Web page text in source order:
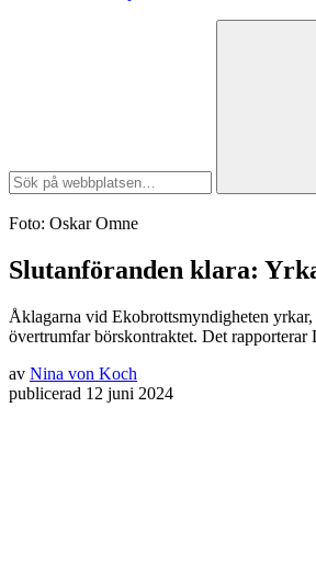
Foto: Oskar Omne
Slutanföranden klara:
Åklagarna vid Ekobrottsmyndigheten
övertrumfar börskontraktet. Det rapporterar
av Nina von Koch
publicerad 12 juni 2024